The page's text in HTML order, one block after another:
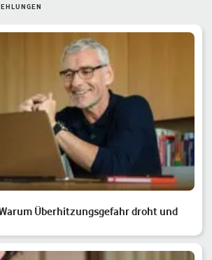
Überhitzungsgefahr droht und